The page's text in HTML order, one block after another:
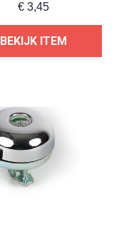
€ 3,45
BEKIJK ITEM